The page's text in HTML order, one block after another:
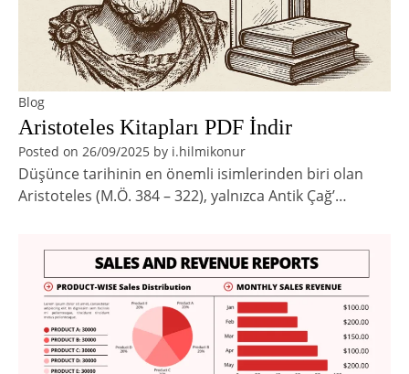
Blog
Aristoteles Kitapları PDF İndir
Posted on 26/09/2025 by i.hilmikonur
Düşünce tarihinin en önemli isimlerinden biri olan
Aristoteles (M.Ö. 384 – 322), yalnızca Antik Çağ’…